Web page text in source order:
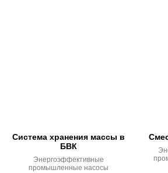
Система хранения массы в
БВК
Энергоэффективные
промышленные насосы